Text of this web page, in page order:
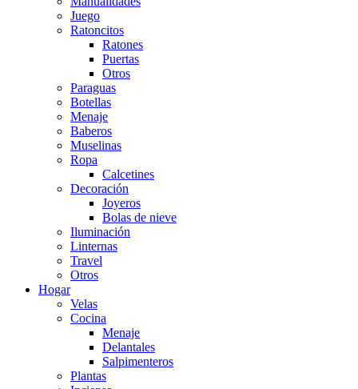
Juego
Ratoncitos
Ratones
Puertas
Otros
Paraguas
Botellas
Menaje
Baberos
Muselinas
Ropa
Calcetines
Decoración
Joyeros
Bolas de nieve
Iluminación
Linternas
Travel
Otros
Hogar
Velas
Cocina
Menaje
Delantales
Salpimenteros
Plantas